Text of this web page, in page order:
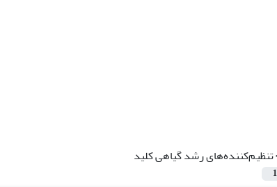
تنظیم‌کننده‌های رشد گیاهی کلید
1